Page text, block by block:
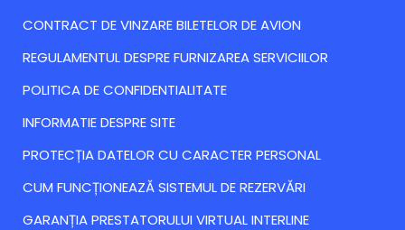
CONTRACT DE VINZARE BILETELOR DE AVION
REGULAMENTUL DESPRE FURNIZAREA SERVICIILOR
POLITICA DE CONFIDENTIALITATE
INFORMATIE DESPRE SITE
PROTECȚIA DATELOR CU CARACTER PERSONAL
CUM FUNCȚIONEAZĂ SISTEMUL DE REZERVĂRI
GARANȚIA PRESTATORULUI VIRTUAL INTERLINE